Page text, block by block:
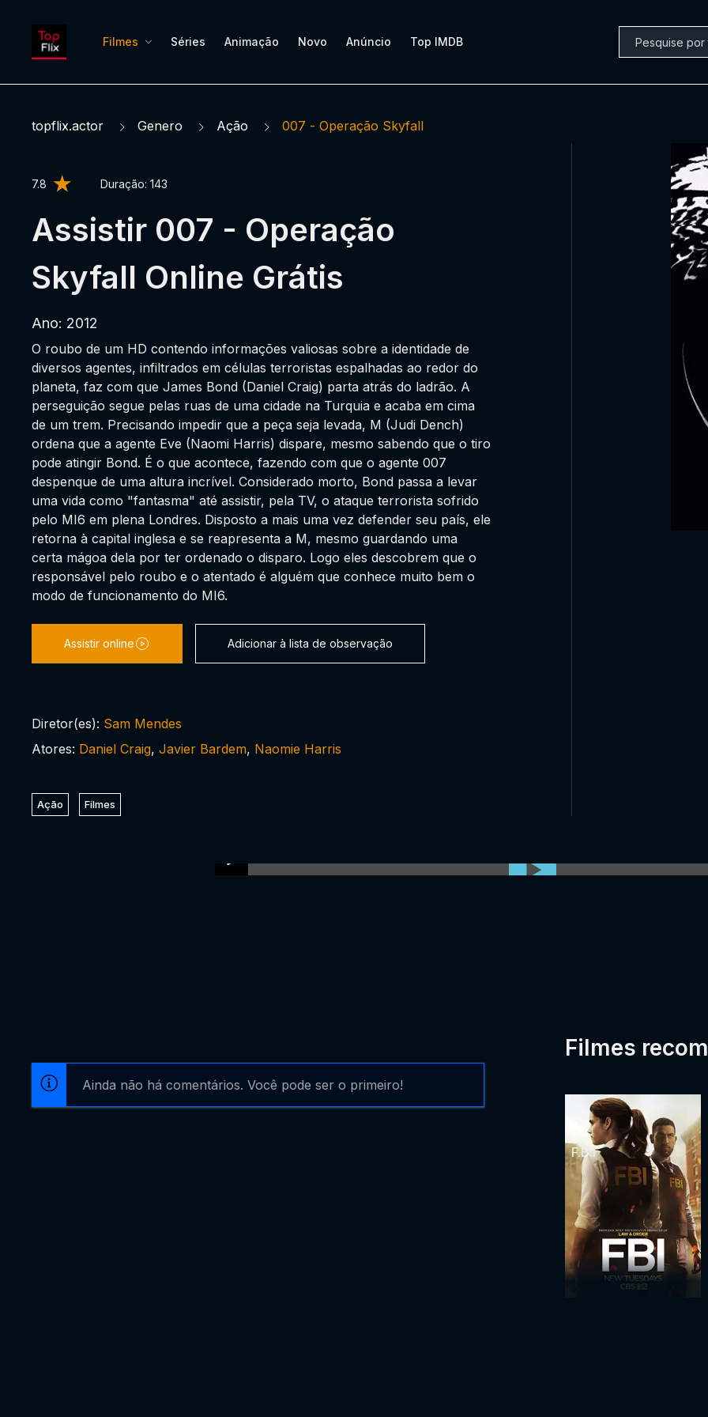
Filmes Séries Animação Novo Anúncio Top IMDB
topflix.actor Genero Ação 007 - Operação Skyfall
7.8 Duração: 143
Assistir 007 - Operação
Skyfall Online Grátis
Ano: 2012
O roubo de um HD contendo informações valiosas sobre a identidade de
diversos agentes, infiltrados em células terroristas espalhadas ao redor do
planeta, faz com que James Bond (Daniel Craig) parta atrás do ladrão. A
perseguição segue pelas ruas de uma cidade na Turquia e acaba em cima
de um trem. Precisando impedir que a peça seja levada, M (Judi Dench)
ordena que a agente Eve (Naomi Harris) dispare, mesmo sabendo que o tiro
pode atingir Bond. É o que acontece, fazendo com que o agente 007
despenque de uma altura incrível. Considerado morto, Bond passa a levar
uma vida como "fantasma" até assistir, pela TV, o ataque terrorista sofrido
pelo MI6 em plena Londres. Disposto a mais uma vez defender seu país, ele
retorna à capital inglesa e se reapresenta a M, mesmo guardando uma
certa mágoa dela por ter ordenado o disparo. Logo eles descobrem que o
responsável pelo roubo e o atentado é alguém que conhece muito bem o
modo de funcionamento do MI6.
Assistir online Adicionar à lista de observação
Diretor(es): Sam Mendes
Atores: Daniel Craig, Javier Bardem, Naomie Harris
Ação Filmes
Ainda não há comentários. Você pode ser o primeiro!
Filmes
F.B.I